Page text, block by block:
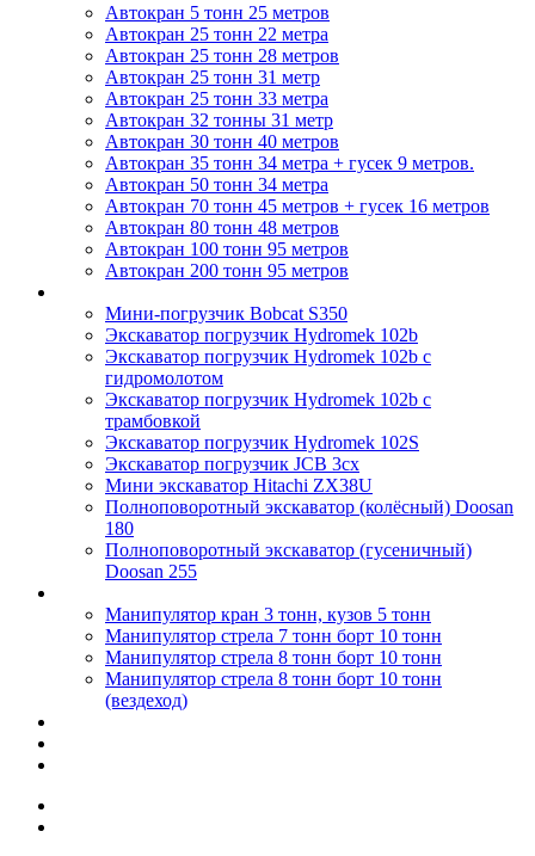
Автокран 5 тонн 25 метров
Автокран 25 тонн 22 метра
Автокран 25 тонн 28 метров
Автокран 25 тонн 31 метр
Автокран 25 тонн 33 метра
Автокран 32 тонны 31 метр
Автокран 30 тонн 40 метров
Автокран 35 тонн 34 метра + гусек 9 метров.
Автокран 50 тонн 34 метра
Автокран 70 тонн 45 метров + гусек 16 метров
Автокран 80 тонн 48 метров
Автокран 100 тонн 95 метров
Автокран 200 тонн 95 метров
Мини-погрузчик Bobcat S350
Экскаватор погрузчик Hydromek 102b
Экскаватор погрузчик Hydromek 102b с
гидромолотом
Экскаватор погрузчик Hydromek 102b с
трамбовкой
Экскаватор погрузчик Hydromek 102S
Экскаватор погрузчик JCB 3cx
Мини экскаватор Hitachi ZX38U
Полноповоротный экскаватор (колёсный) Doosan
180
Полноповоротный экскаватор (гусеничный)
Doosan 255
Манипулятор кран 3 тонн, кузов 5 тонн
Манипулятор стрела 7 тонн борт 10 тонн
Манипулятор стрела 8 тонн борт 10 тонн
Манипулятор стрела 8 тонн борт 10 тонн
(вездеход)